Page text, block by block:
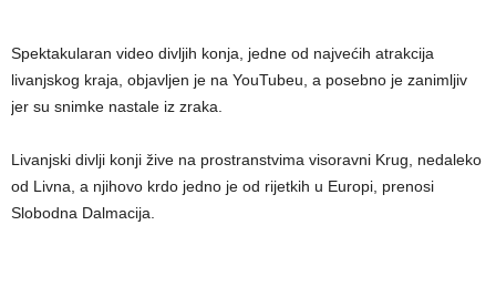
Spektakularan video divljih konja, jedne od najvećih atrakcija
livanjskog kraja, objavljen je na YouTubeu, a posebno je zanimljiv
jer su snimke nastale iz zraka.
Livanjski divlji konji žive na prostranstvima visoravni Krug, nedaleko
od Livna, a njihovo krdo jedno je od rijetkih u Europi, prenosi
Slobodna Dalmacija.